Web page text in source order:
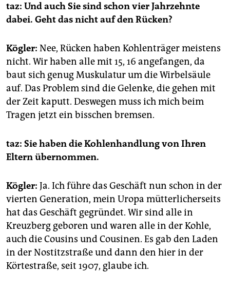
taz: Und auch Sie sind schon vier Jahrzehnte
dabei. Geht das nicht auf den Rücken?
Kögler: Nee, Rücken haben Kohlenträger meistens
nicht. Wir haben alle mit 15, 16 angefangen, da
baut sich genug Muskulatur um die Wirbelsäule
auf. Das Problem sind die Gelenke, die gehen mit
der Zeit kaputt. Deswegen muss ich mich beim
Tragen jetzt ein bisschen bremsen.
taz: Sie haben die Kohlenhandlung von Ihren
Eltern übernommen.
Kögler: Ja. Ich führe das Geschäft nun schon in der
vierten Generation, mein Uropa mütterlicherseits
hat das Geschäft gegründet. Wir sind alle in
Kreuzberg geboren und waren alle in der Kohle,
auch die Cousins und Cousinen. Es gab den Laden
in der Nostitzstraße und dann den hier in der
Körtestraße, seit 1907, glaube ich.